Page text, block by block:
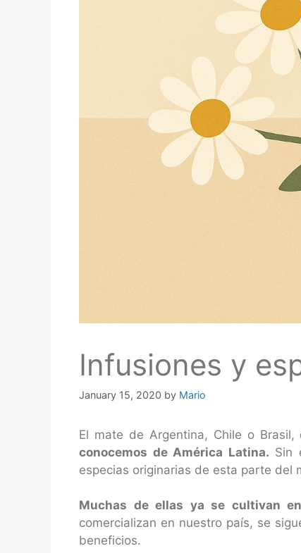
Infusiones y
January 15, 2020 by Mario
El mate de Argentina, Chile o
conocemos de América Latina. Sin
especias originarias de esta parte del
Muchas de ellas ya se cultivan
comercializan en nuestro país, se
beneficios.